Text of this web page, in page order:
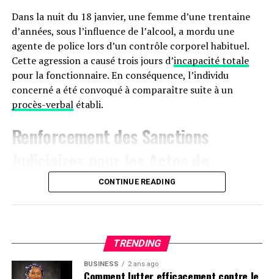
Dans la nuit du 18 janvier, une femme d’une trentaine
d’années, sous l’influence de l’alcool, a mordu une
agente de police lors d’un contrôle corporel habituel.
Cette agression a causé trois jours d’incapacité totale
pour la fonctionnaire. En conséquence, l’individu
concerné a été convoqué à comparaître suite à un
procès-verbalétabli.
Renforcement des Sanctions
Violence àAgen
impliquant trois hommes. L’un des participants, avec
des marques visibles sur son manteau, a déclaré avoir
été attaqué au couteau par les deux autres. Ces derniers
CONTINUE READING
TRENDING
BUSINESS 2 ans ago